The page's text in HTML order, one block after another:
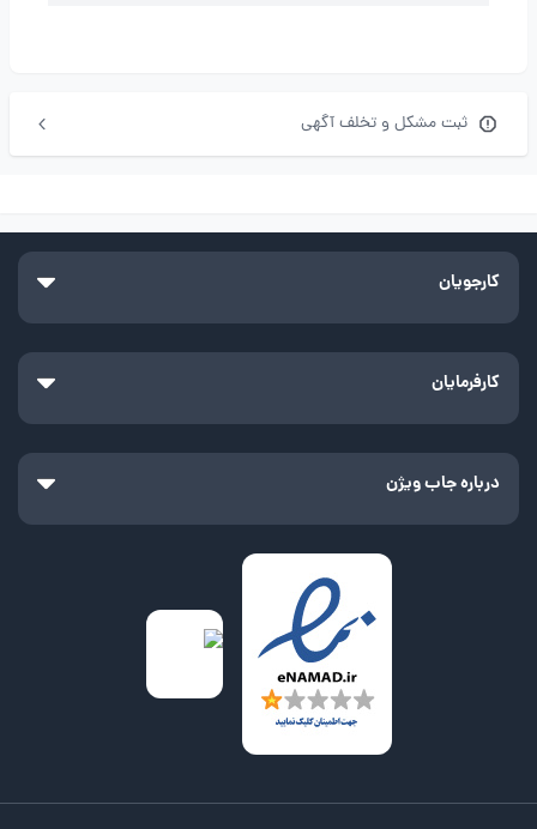
ثبت مشکل و تخلف آگهی
کارجویان
کارفرمایان
درباره جاب ویژن